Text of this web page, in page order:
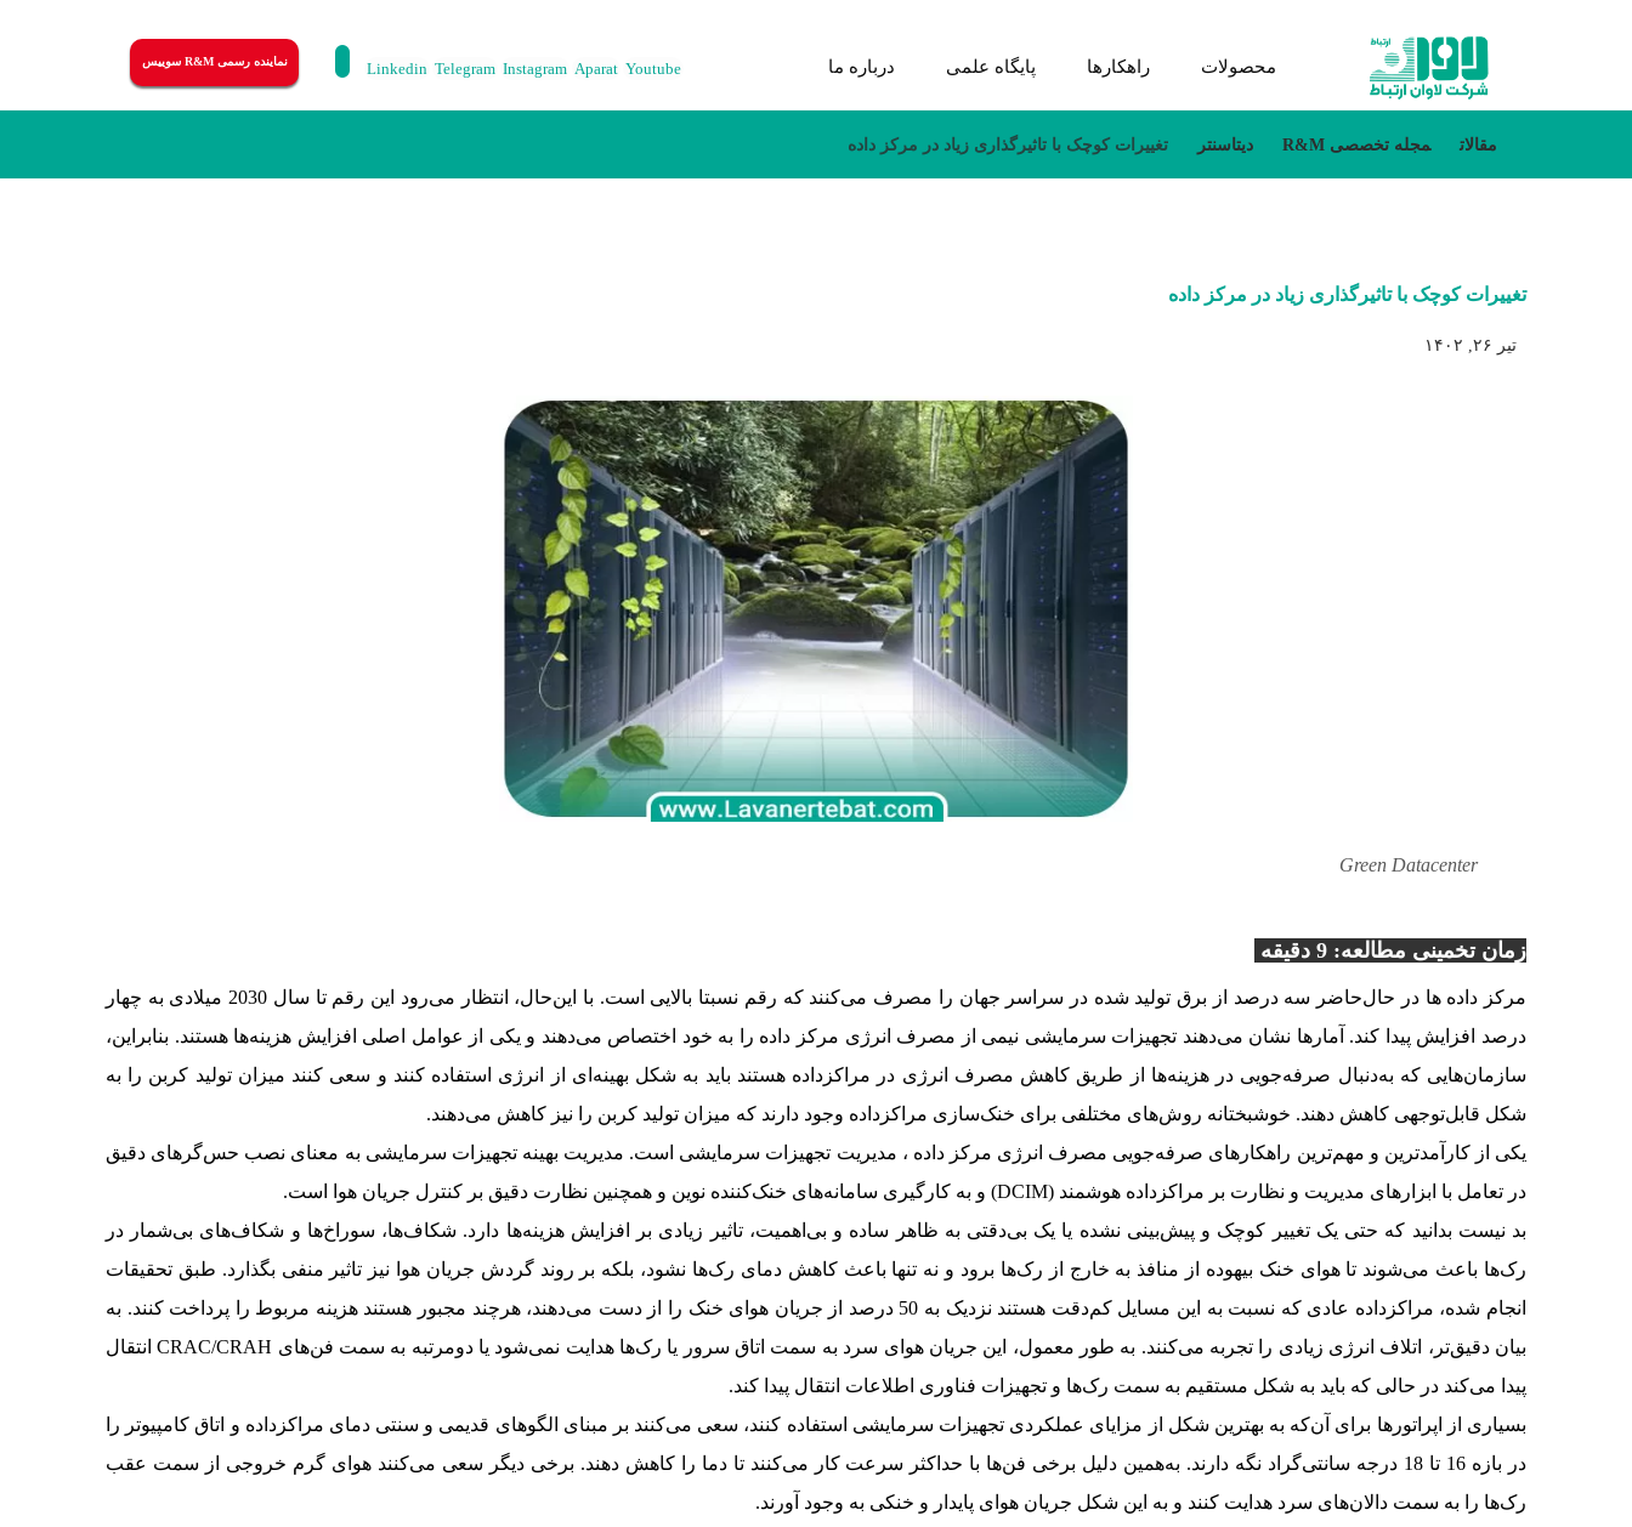
محصولات راهکارها پایگاه علمی درباره ما نماینده رسمی R&M سوییس Linkedin Telegram Instagram Aparat Youtube
مقالات مجله تخصصی R&M دیتاسنتر تغییرات کوچک با تاثیرگذاری زیاد در مرکز داده
تغییرات کوچک با تاثیرگذاری زیاد در مرکز داده
تیر ۲۶, ۱۴۰۲
Green Datacenter
زمان تخمینی مطالعه: 9 دقیقه
مرکز داده ها در حال‌حاضر سه درصد از برق تولید شده در سراسر جهان را مصرف می‌کنند که رقم نسبتا بالایی است. با این‌حال، انتظار می‌رود این رقم تا سال 2030 میلادی به چهار
درصد افزایش پیدا کند. آمارها نشان می‌دهند تجهیزات سرمایشی نیمی از مصرف انرژی مرکز داده را به خود اختصاص می‌دهند و یکی از عوامل اصلی افزایش هزینه‌ها هستند. بنابراین،
سازمان‌هایی که به‌دنبال صرفه‌جویی در هزینه‌ها از طریق کاهش مصرف انرژی در مراکزداده هستند باید به شکل بهینه‌‌ای از انرژی استفاده کنند و سعی کنند میزان تولید کربن را به
شکل قابل‌توجهی کاهش دهند. خوشبختانه روش‌های مختلفی برای خنک‌سازی مراکزداده وجود دارند که میزان تولید کربن را نیز کاهش می‌دهند.
یکی از کارآمدترین و مهم‌ترین راهکارهای صرفه‌جویی مصرف انرژی مرکز داده ، مدیریت تجهیزات سرمایشی است. مدیریت بهینه تجهیزات سرمایشی به معنای نصب حس‌گرهای دقیق
در تعامل با ابزارهای مدیریت و نظارت بر مراکزداده هوشمند (DCIM) و به کارگیری سامانه‌های خنک‌کننده نوین و همچنین نظارت دقیق بر کنترل جریان هوا است.
بد نیست بدانید که حتی یک تغییر کوچک و پیش‌بینی نشده یا یک بی‌دقتی به ظاهر ساده و بی‌اهمیت، تاثیر زیادی بر افزایش هزینه‌ها دارد. شکاف‌ها، سوراخ‌ها و شکاف‌های بی‌شمار در
رک‌ها باعث می‌شوند تا هوای خنک‌ بیهوده از منافذ به خارج از رک‌ها برود و نه تنها باعث کاهش دمای رک‌ها نشود، بلکه بر روند گردش جریان هوا نیز تاثیر منفی بگذارد. طبق تحقیقات
انجام شده، مراکزداده عادی که نسبت به این مسایل کم‌دقت هستند نزدیک به 50 درصد از جریان هوای خنک را از دست می‌دهند، هرچند مجبور هستند هزینه مربوط را پرداخت کنند. به
بیان دقیق‌تر، اتلاف انرژی زیادی را تجربه می‌کنند. به طور معمول، این جریان هوای سرد به سمت اتاق سرور یا رک‌ها هدایت نمی‌شود یا دومرتبه به سمت فن‌های CRAC/CRAH انتقال
پیدا می‌کند در حالی که باید به شکل مستقیم به سمت رک‌ها و تجهیزات فناوری اطلاعات انتقال پیدا کند.
بسیاری از اپراتورها برای آن‌که به بهترین شکل از مزایای عملکردی تجهیزات سرمایشی استفاده کنند، سعی می‌کنند بر مبنای الگوهای قدیمی و سنتی دمای مراکزداده و اتاق کامپیوتر را
در بازه 16 تا 18 درجه سانتی‌گراد نگه دارند. به‌همین دلیل برخی فن‌ها با حداکثر سرعت کار می‌کنند تا دما را کاهش دهند. برخی دیگر سعی می‌کنند هوای گرم خروجی از سمت عقب
رک‌ها را به سمت دالان‌های سرد هدایت کنند و به این شکل جریان هوای پایدار و خنکی به وجود آورند.